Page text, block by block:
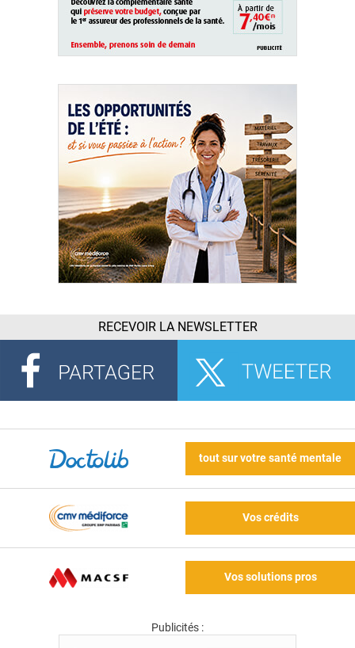
RECEVOIR LA NEWSLETTER
tout sur votre santé mentale
Vos crédits
Vos solutions pros
Publicités :